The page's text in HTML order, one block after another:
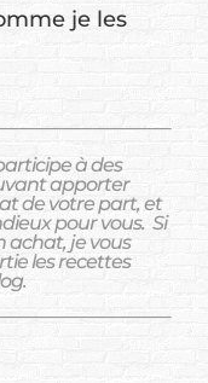
je les
à des
apporter
de votre part, et
pour vous. Si
achat, je vous
les recettes